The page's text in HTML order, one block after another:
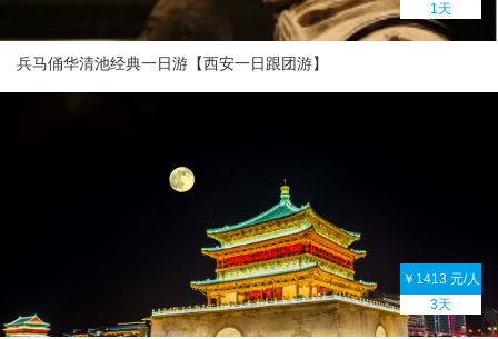
1天
兵马俑华清池经典一日游【西安一日跟团游】
￥1413 元/人
3天